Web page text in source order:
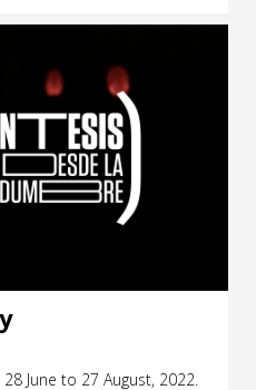
país con el apoyo […]
June to 27 August, 2022.